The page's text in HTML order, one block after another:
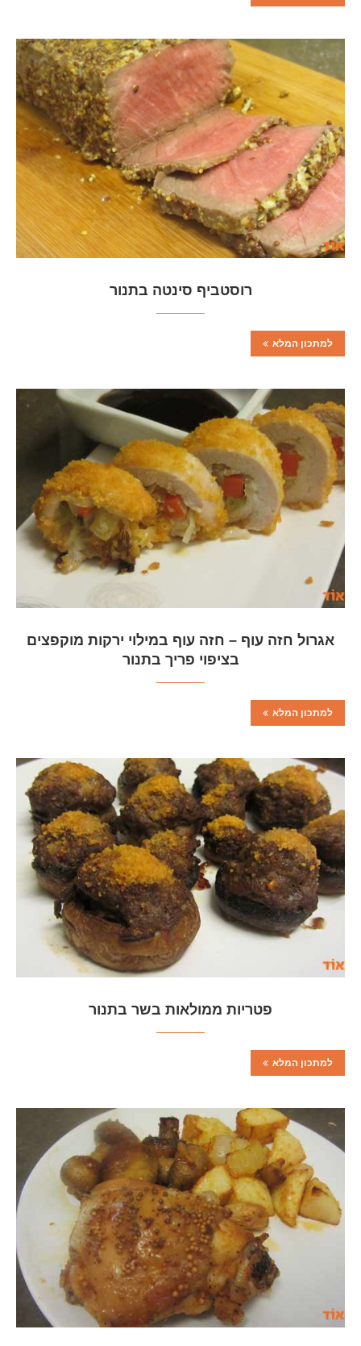
רוסטביף סינטה בתנור
למתכון המלא
אגרול חזה עוף – חזה עוף במילוי ירקות מוקפצים
בציפוי פריך בתנור
למתכון המלא
פטריות ממולאות בשר בתנור
למתכון המלא